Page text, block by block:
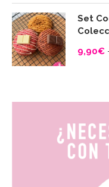
precios:
desde
3,50€
hasta
Set
9,90€
Rango